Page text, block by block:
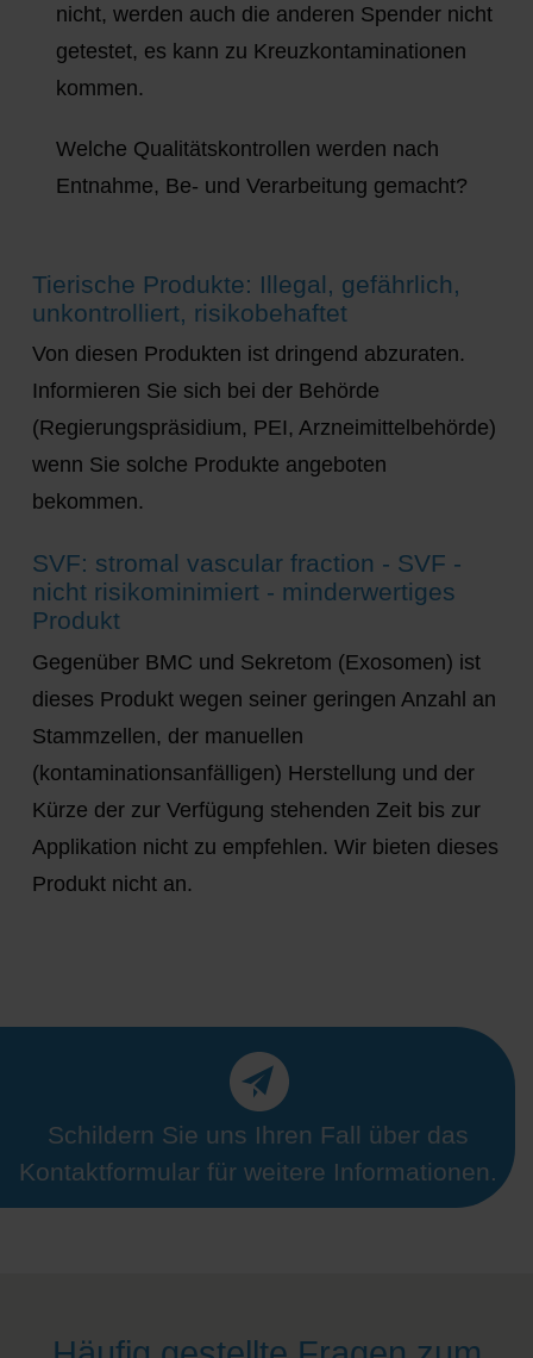
nicht, werden auch die anderen Spender nicht
getestet, es kann zu Kreuzkontaminationen
kommen.
Welche Qualitätskontrollen werden nach
Entnahme, Be- und Verarbeitung gemacht?
Tierische Produkte: Illegal, gefährlich,
unkontrolliert, risikobehaftet
Von diesen Produkten ist dringend abzuraten.
Informieren Sie sich bei der Behörde
(Regierungspräsidium, PEI, Arzneimittelbehörde)
wenn Sie solche Produkte angeboten
bekommen.
SVF: stromal vascular fraction - SVF -
nicht risikominimiert - minderwertiges
Produkt
Gegenüber BMC und Sekretom (Exosomen) ist
dieses Produkt wegen seiner geringen Anzahl an
Stammzellen, der manuellen
(kontaminationsanfälligen) Herstellung und der
Kürze der zur Verfügung stehenden Zeit bis zur
Applikation nicht zu empfehlen. Wir bieten dieses
Produkt nicht an.
Schildern Sie uns Ihren Fall über das
Kontaktformular für weitere Informationen.